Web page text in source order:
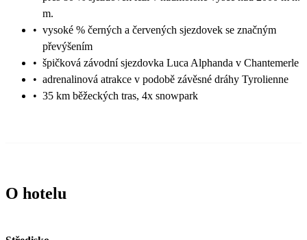
m.
• vysoké % černých a červených sjezdovek se značným
převýšením
• špičková závodní sjezdovka Luca Alphanda v Chantemerle
• adrenalinová atrakce v podobě závěsné dráhy Tyrolienne
• 35 km běžeckých tras, 4x snowpark
O hotelu